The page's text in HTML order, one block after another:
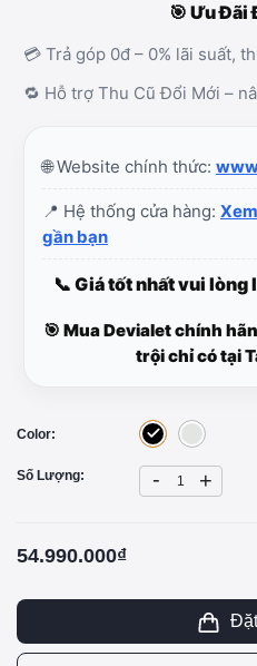
🎯 Ưu Đãi
💳 Trả góp 0đ – 0% lãi suất,
🔁 Hỗ trợ Thu Cũ Đổi Mới –
🌐 Website chính thức:
📍 Hệ thống cửa hàng:
gần bạn
📞 Giá tốt nhất vui lòng
🎯 Mua Devialet chính
trội chỉ có tại
Color:
Số Lượng: - +
54.990.000₫